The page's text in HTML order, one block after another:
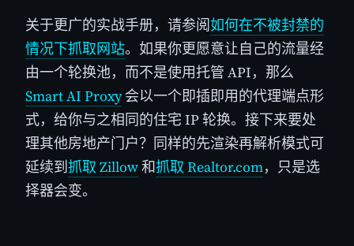
关于更广的实战手册，请参阅如何在不被封禁的
情况下抓取网站。如果你更愿意让自己的流量经
由一个轮换池，而不是使用托管 API，那么
Smart AI Proxy会以一个即插即用的代理端点形
式，给你与之相同的住宅 IP 轮换。接下来要处
理其他房地产门户？同样的先渲染再解析模式可
延续到抓取 Zillow和抓取 Realtor.com，只是选
择器会变。